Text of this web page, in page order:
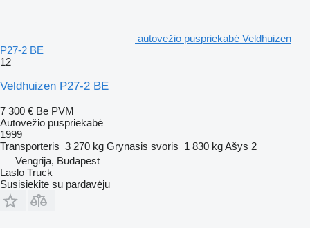
autovežio puspriekabė Veldhuizen
P27-2 BE
12
Veldhuizen P27-2 BE
7 300 € Be PVM
Autovežio puspriekabė
1999
Transporteris 3 270 kg Grynasis svoris 1 830 kgAšys 2
Vengrija, Budapest
Laslo Truck
Susisiekite su pardavėju